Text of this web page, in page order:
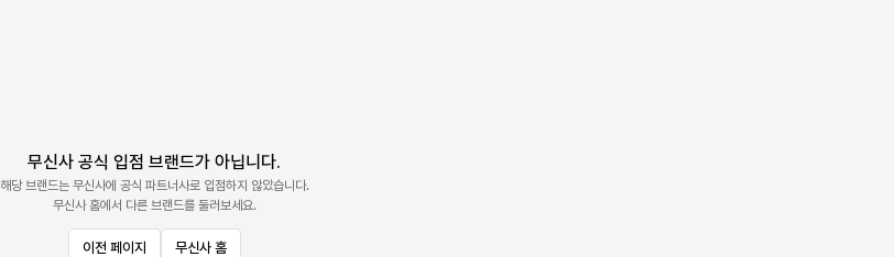
무신사 공식 입점 브랜드가 아닙니다.
해당 브랜드는 무신사에 공식 파트너사로 입점하지 않았습니다.
무신사 홈에서 다른 브랜드를 둘러보세요.
이전 페이지 무신사 홈